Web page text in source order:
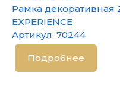
Рамка декоративная
EXPERIENCE
Артикул: 70244
Подробнее